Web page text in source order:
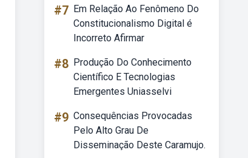
#7 Em Relação Ao Fenômeno Do
Constitucionalismo Digital é
Incorreto Afirmar
#8 Produção Do Conhecimento
Científico E Tecnologias
Emergentes Uniasselvi
#9 Consequências Provocadas
Pelo Alto Grau De
Disseminação Deste Caramujo.